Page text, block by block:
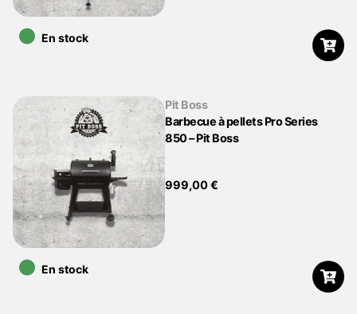
•En stock
Pit Boss
Barbecue à pellets Pro Series
850 – Pit Boss
999,00€
•En stock